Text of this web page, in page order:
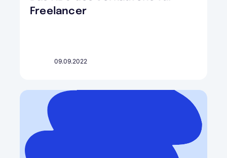
Freelancer
09.09.2022